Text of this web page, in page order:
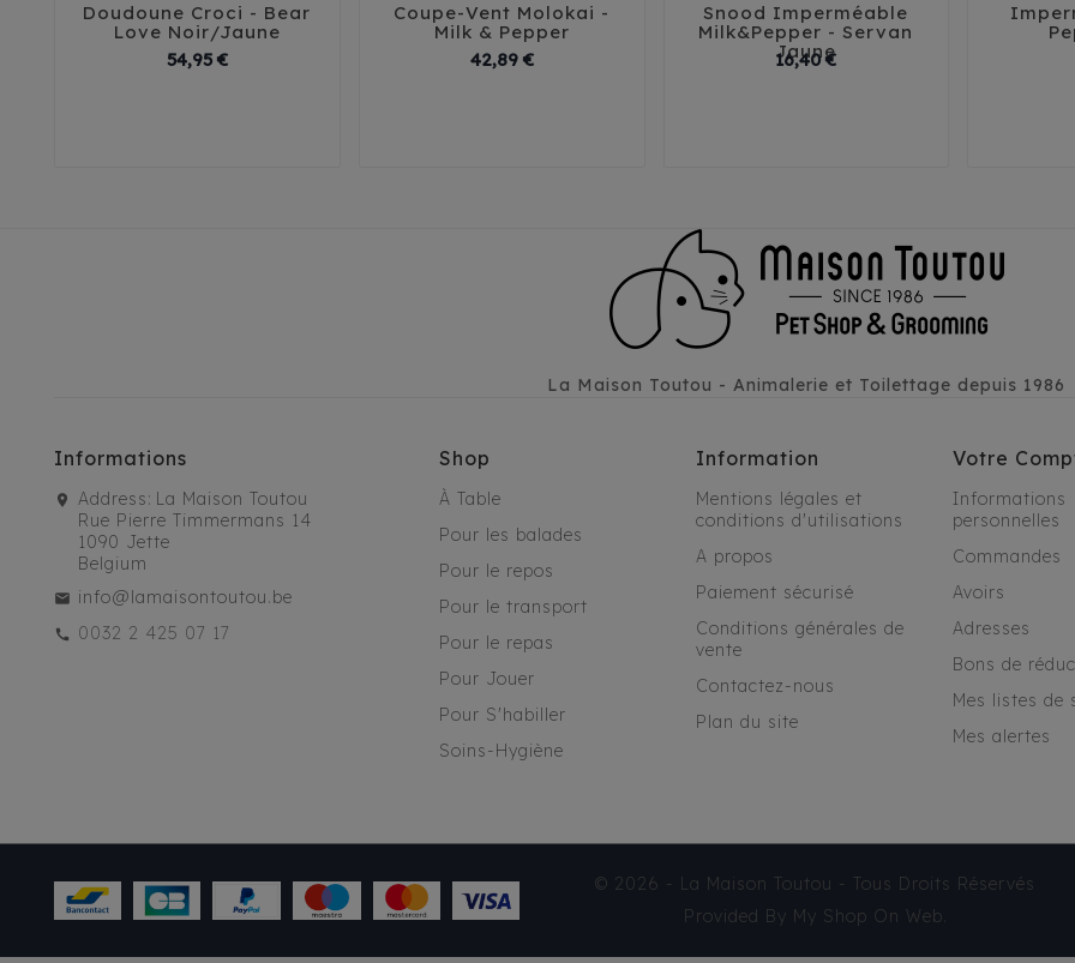
  
Doudoune Croci - Bear
Love Noir/Jaune
54,95 €Prix
  
Coupe-Vent Molokai -
Milk & Pepper
42,89 €Prix
  
Snood Imperméable
Milk&Pepper - Servan
Jaune
16,40 €Prix

La Maison Toutou - Animalerie et Toilettage depuis 1986
Informations
Address: La Maison Toutou
Rue Pierre Timmermans 14
1090 Jette
Belgium
info@lamaisontoutou.be
0032 2 425 07 17
Shop
À Table
Pour les balades
Pour le repos
Pour le transport
Pour le repas
Pour Jouer
Pour S'habiller
Soins-Hygiène
Information
Mentions légales et
conditions d'utilisations
A propos
Paiement sécurisé
Conditions générales de
vente
Contactez-nous
Plan du site
Votre
Informations
personnelles
Commandes
Avoirs
Adresses
Bons de
Mes listes de
Mes alertes
© 2026 - La Maison Toutou - Tous Droits Réservés
Provided By My Shop On Web